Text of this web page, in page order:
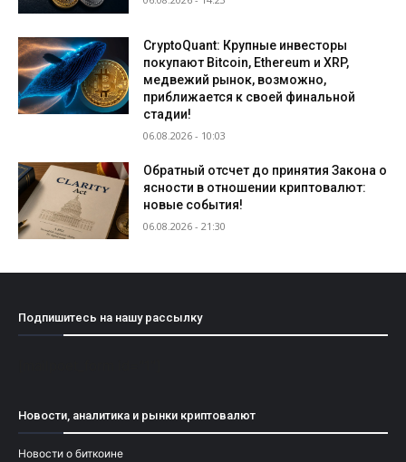
CryptoQuant: Крупные инвесторы
покупают Bitcoin, Ethereum и XRP,
медвежий рынок, возможно,
приближается к своей финальной
стадии!
06.08.2026 - 10:03
Обратный отсчет до принятия Закона о
ясности в отношении криптовалют:
новые события!
06.08.2026 - 21:30
Подпишитесь на нашу рассылку
Новости, аналитика и рынки криптовалют
Новости о биткоине